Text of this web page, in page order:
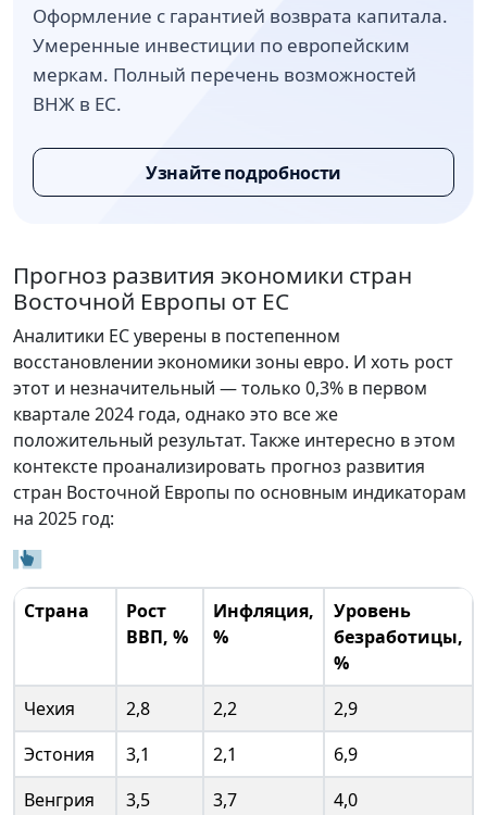
Оформление с гарантией возврата капитала.
Умеренные инвестиции по европейским
меркам. Полный перечень возможностей
ВНЖ в ЕС.
Узнайте подробности
Прогноз развития экономики стран
Восточной Европы от ЕС
Аналитики ЕС уверены в постепенном
восстановлении экономики зоны евро. И хоть рост
этот и незначительный — только 0,3% в первом
квартале 2024 года, однако это все же
положительный результат. Также интересно в этом
контексте проанализировать прогноз развития
стран Восточной Европы по основным индикаторам
на 2025 год:
Страна
Рост
ВВП, %
Инфляция,
%
Уровень
безработицы,
%
Чехия
2,8 2,2
2,9
Эстония
3,1 2,1
6,9
Венгрия
3,5 3,7 4,0